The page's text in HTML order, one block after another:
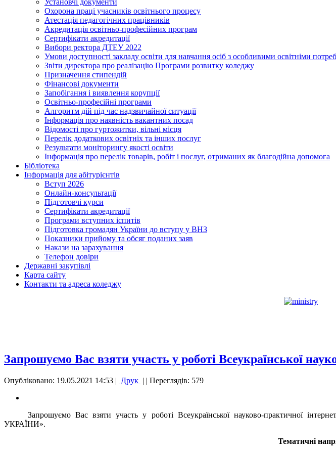
Установчі документи
Охорона праці учасників освітнього процесу
Атестація педагогічних працівників
Акредитація освітньо-професійних програм
Сертифікати акредитації
Вибори ректора ДТЕУ 2022
Умови доступності закладу освіти для навчання осіб з особливими освітніми
Звіти директора про реалізацію Програми розвитку коледжу
Призначення стипендій
Фінансові документи
Запобігання і виявлення корупції
Освітньо-професійні програми
Алгоритм дій під час надзвичайної ситуації
Інформація про наявність вакантних посад
Відомості про гуртожитки, вільні місця
Перелік додаткових освітніх та інших послуг
Результати моніторингу якості освіти
Інформація про перелік товарів, робіт і послуг, отриманих як благодійна допомога
Бібліотека
Інформація для абітурієнтів
Вступ 2026
Онлайн-консультації
Підготовчі курси
Сертифікати акредитації
Програми вступних іспитів
Підготовка громадян України до вступу у ВНЗ
Показники прийому та обсяг поданих заяв
Накази на зарахування
Телефон довіри
Державні закупівлі
Карта сайту
Контакти та адреса коледжу
Запрошуємо Вас взяти участь у роботі Всеукраїнської
Опубліковано: 19.05.2021 14:53 | Друк | | Переглядів: 579
Запрошуємо Вас взяти участь у роботі Всеукраїнської науково-
УКРАЇНИ».
Тематичні